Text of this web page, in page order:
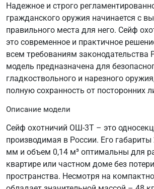
Надежное и строго
гражданского оружия начинается с
правильного места для него. Сейф
это современное и практичное
всем требованиям законодательства
модель предназначена для
гладкоствольного и нарезного
полную сохранность от посторонних
Описание модели
Сейф охотничий ОШ-3Т – это
производимая в России. Его габариты
мм и объем 0,14 м³ оптимальны для
квартире или частном доме без
пространства. Несмотря на